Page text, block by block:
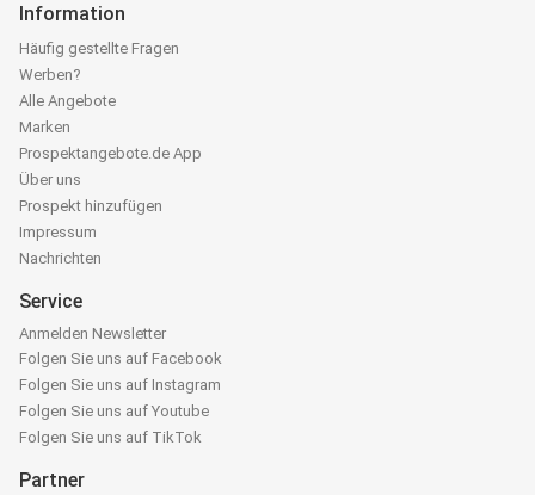
Information
Häufig gestellte Fragen
Werben?
Alle Angebote
Marken
Prospektangebote.de App
Über uns
Prospekt hinzufügen
Impressum
Nachrichten
Service
Anmelden Newsletter
Folgen Sie uns auf Facebook
Folgen Sie uns auf Instagram
Folgen Sie uns auf Youtube
Folgen Sie uns auf TikTok
Partner